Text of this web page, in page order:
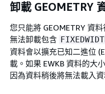
卸載 GEOMETRY
您只能將 GEOMETRY 資
無法卸載包含
資料會以擴充已知二進位
載。如果 EWKB 資料的大
因為資料稍後將無法載入資